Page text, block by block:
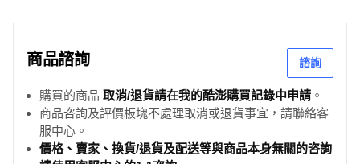
人, 手不釋卷、深深讚嘆,不讀可惜! ──林怡辰 桃彰化縣原斗國小
《神奇柑仔店》系列書,是一套適合讓孩子透過閱讀的演練之
書。每一個故事在夢想實現的背後,都有一個殘酷的「責任」需
要「承擔」,每一篇章都值得讀者學習與深思,究竟得到自己想要
商品諮詢 諮詢
購買的商品 取消/退貨請在我的酷澎購買記錄中申請 。
商品咨詢及評價板塊不處理取消或退貨事宜，請聯絡客
服中心。
價格、賣家、換貨/退貨及配送等與商品本身無關的咨詢